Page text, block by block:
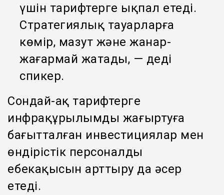
үшін тарифтерге ықпал етеді.
Стратегиялық тауарларға
көмір, мазут және жанар-
жағармай жатады, — деді
спикер.
Сондай-ақ тарифтерге
инфрақұрылымды жаңғыртуға
бағытталған инвестициялар мен
өндірістік персоналдың
еңбекақысын арттыру да әсер
етеді.